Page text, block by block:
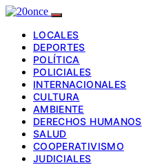
LOCALES
DEPORTES
POLÍTICA
POLICIALES
INTERNACIONALES
CULTURA
AMBIENTE
DERECHOS HUMANOS
SALUD
COOPERATIVISMO
JUDICIALES